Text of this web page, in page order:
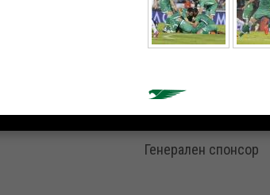
Генерален спонсор